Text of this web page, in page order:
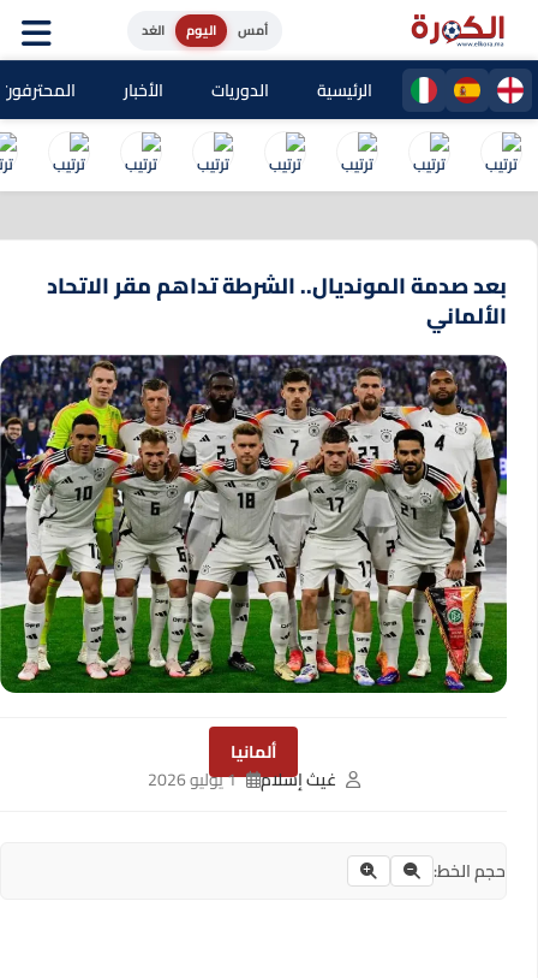
اليوم الغد
الرئيسية الدوريات الأخبار المحترفون
بعد صدمة المونديال.. الشرطة تداهم مقر الاتحاد
الألماني
ألمانيا
غيث إسلام
1 يوليو 2026
حجم الخط: